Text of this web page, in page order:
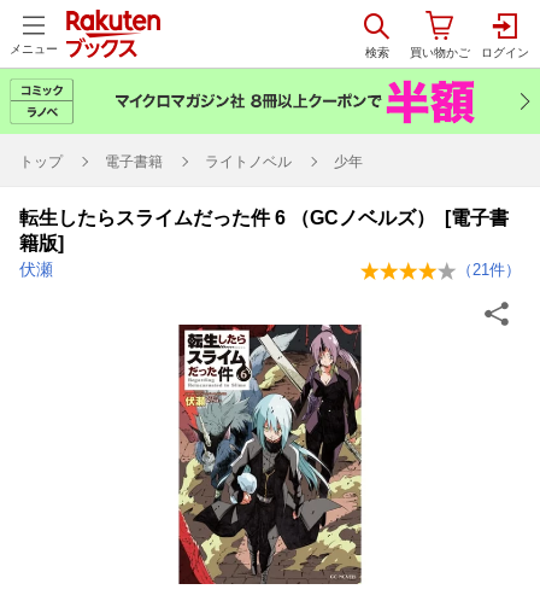
メニュー
トップ 電子書籍 ライトノベル 少年
転生したらスライムだった件 6 （GCノベルズ） [電子書
籍版]
伏瀬 （ 21 件）